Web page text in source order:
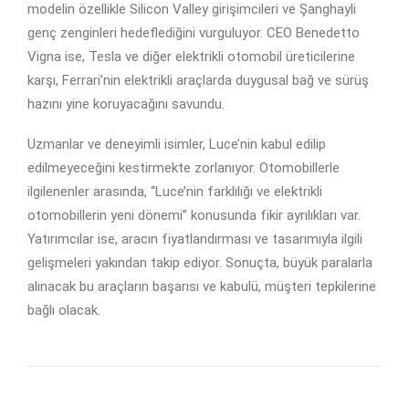
modelin özellikle Silicon Valley girişimcileri ve Şanghayli
genç zenginleri hedeflediğini vurguluyor. CEO Benedetto
Vigna ise, Tesla ve diğer elektrikli otomobil üreticilerine
karşı, Ferrari’nin elektrikli araçlarda duygusal bağ ve sürüş
hazını yine koruyacağını savundu.
Uzmanlar ve deneyimli isimler, Luce’nin kabul edilip
edilmeyeceğini kestirmekte zorlanıyor. Otomobillerle
ilgilenenler arasında, “Luce’nin farklılığı ve elektrikli
otomobillerin yeni dönemi” konusunda fikir ayrılıkları var.
Yatırımcılar ise, aracın fiyatlandırması ve tasarımıyla ilgili
gelişmeleri yakından takip ediyor. Sonuçta, büyük paralarla
alınacak bu araçların başarısı ve kabulü, müşteri tepkilerine
bağlı olacak.